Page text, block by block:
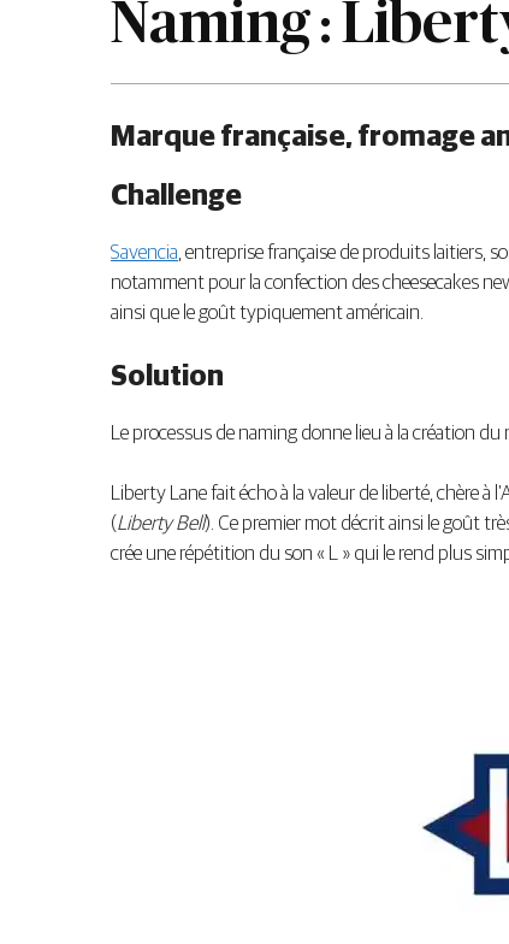
Naming :
Marque française, fromage
Challenge
Savencia, entreprise française de produits laitiers,
notamment pour la confection des cheesecakes
ainsi que le goût typiquement américain.
Solution
Le processus de naming donne lieu à la création du
Liberty Lane fait écho à la valeur de liberté, chère à
(Liberty Bell). Ce premier mot décrit ainsi le goût
crée une répétition du son « L » qui le rend plus